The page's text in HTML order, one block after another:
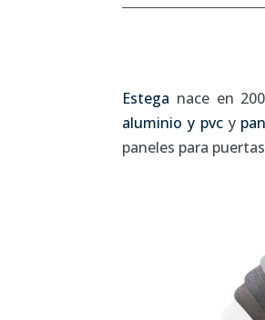
Estega nace en
aluminio y pvcy
paneles para